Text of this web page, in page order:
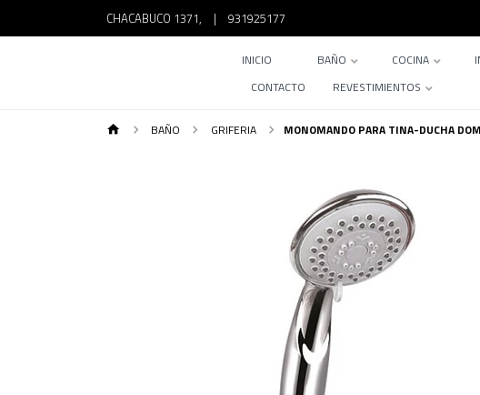
CHACABUCO 1371, | 931925177
INICIO BAÑO COCINA
CONTACTO
REVESTIMIENTOS
BAÑO GRIFERIA MONOMANDO PARA TINA-DUCHA